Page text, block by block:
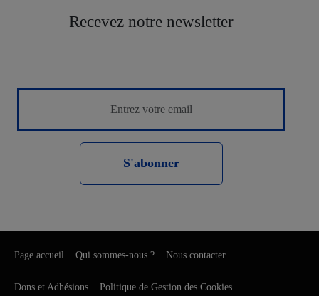
Recevez notre newsletter
S'abonner
Page accueil Qui sommes-nous ? Nous contacter
Dons et Adhésions Politique de Gestion des Cookies